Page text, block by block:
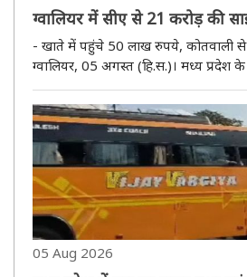
ग्वालियर में सीए से 21 करोड़ की
शाजापुर जिला पंचायत सदस्य
- खाते में पहुंचे 50 लाख रुपये, कोतवाली से
ग्वालियर, 05 अगस्त (हि.स.)। मध्य प्रदेश के
एकाउंटेंट (सीए) अशोक विजयवर्गीय से
की साइबर ठगी के मामले में स्टेट साइबर
05 Aug 2026